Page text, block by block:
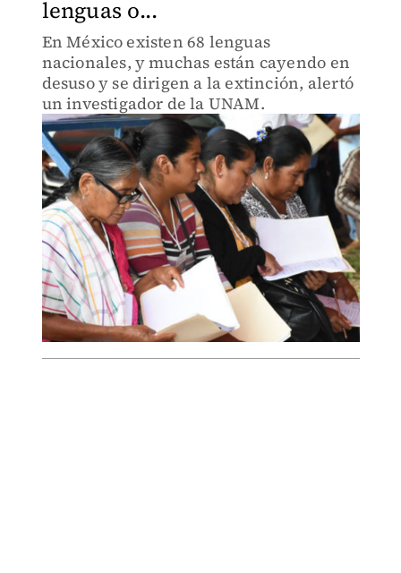
lenguas o...
En México existen 68 lenguas
nacionales, y muchas están cayendo en
desuso y se dirigen a la extinción, alertó
un investigador de la UNAM.